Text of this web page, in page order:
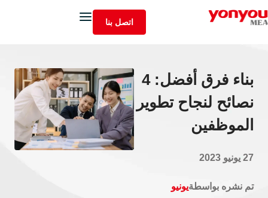
اتصل بنا
بناء فرق أفضل: 4
نصائح لنجاح تطوير
الموظفين
27 يونيو 2023
تم نشره بواسطةيونيو